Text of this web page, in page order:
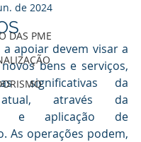
DAS PME
de 2024
a apoiar devem visar a
bens e serviços,
significativas da
através da
e aplicação de
As operações podem,